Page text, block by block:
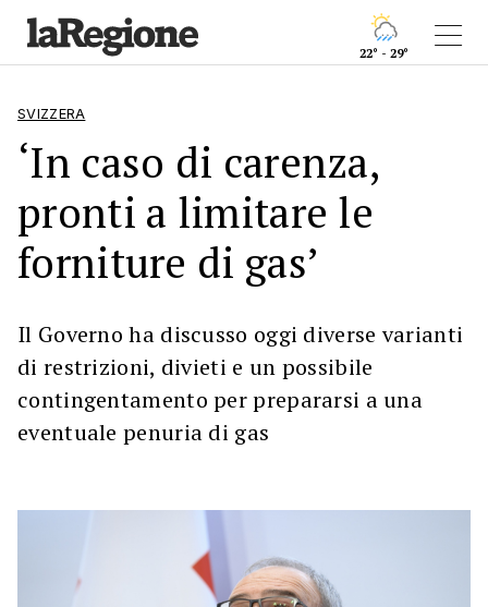
22° - 29°
SVIZZERA
‘In caso di carenza,
pronti a limitare le
forniture di gas’
Il Governo ha discusso oggi diverse varianti
di restrizioni, divieti e un possibile
contingentamento per prepararsi a una
eventuale penuria di gas